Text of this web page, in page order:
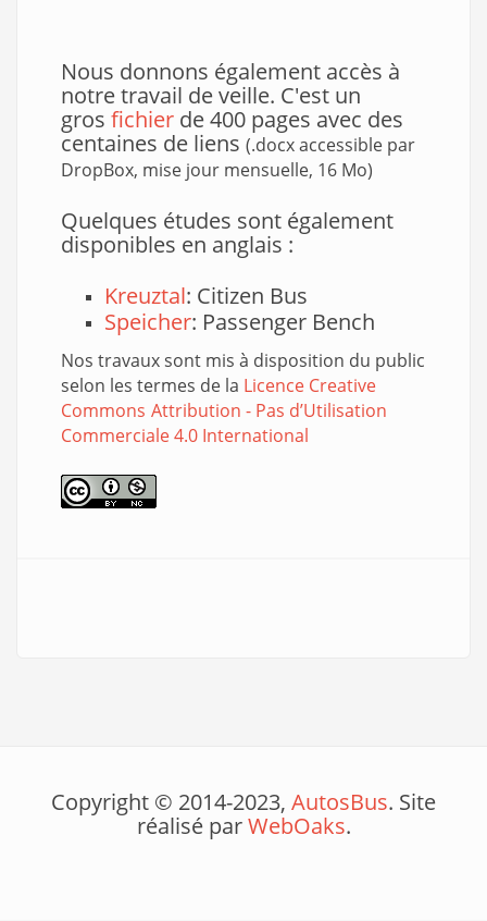
Nous donnons également accès à
notre travail de veille. C'est un
gros fichier de 400 pages avec des
centaines de liens (.docx accessible par
DropBox, mise jour mensuelle, 16 Mo)
Quelques études sont également
disponibles en anglais :
Kreuztal: Citizen Bus
Speicher: Passenger Bench
Nos travaux sont mis à disposition du public
selon les termes de la Licence Creative
Commons Attribution - Pas d’Utilisation
Commerciale 4.0 International
Copyright © 2014-2023, AutosBus. Site
réalisé parWebOaks.